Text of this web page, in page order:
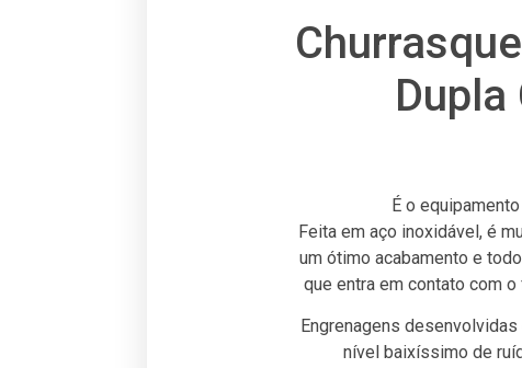
É o
Feita em aço inoxidável, é
um ótimo acabamento e
que entra em contato com
Engrenagens
nível baixíssimo de